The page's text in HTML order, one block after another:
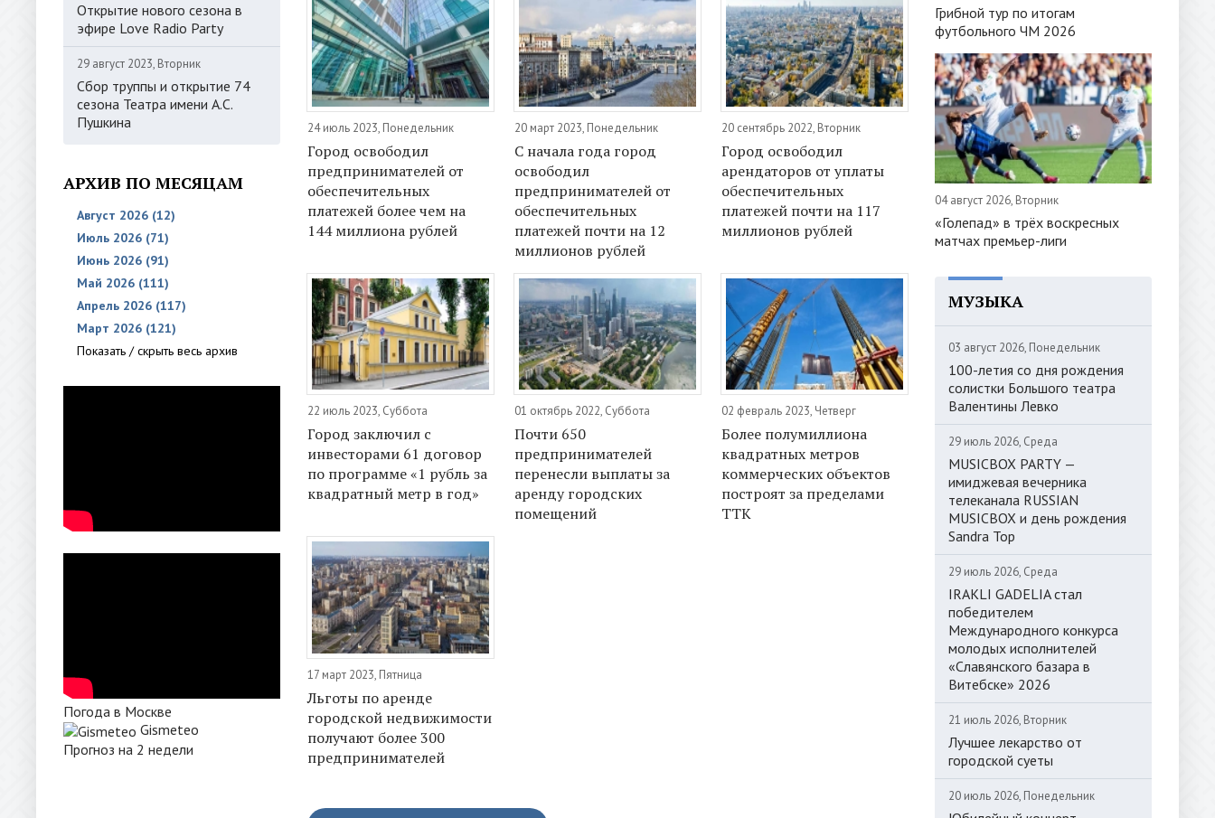
Открытие нового сезона в
эфире Love Radio Party
29 август 2023, Вторник
Сбор труппы и открытие 74
сезона Театра имени А.С.
Пушкина
АРХИВ ПО МЕСЯЦАМ
Август 2026 (12)
Июль 2026 (71)
Июнь 2026 (91)
Май 2026 (111)
Апрель 2026 (117)
Март 2026 (121)
Показать / скрыть весь архив
Погода в Москве
Gismeteo
Прогноз на 2 недели
24 июль 2023, Понедельник
Город освободил
предпринимателей от
обеспечительных
платежей более чем на
144 миллиона рублей
20 март 2023, Понедельник
С начала года город
освободил
предпринимателей от
обеспечительных
платежей почти на 12
миллионов рублей
20 сентябрь 2022, Вторник
Город освободил
арендаторов от уплаты
обеспечительных
платежей почти на 117
миллионов рублей
22 июль 2023, Суббота
Город заключил с
инвесторами 61 договор
по программе «1 рубль за
квадратный метр в год»
01 октябрь 2022, Суббота
Почти 650
предпринимателей
перенесли выплаты за
аренду городских
помещений
02 февраль 2023, Четверг
Более полумиллиона
квадратных метров
коммерческих объектов
построят за пределами
ТТК
17 март 2023, Пятница
Льготы по аренде
городской недвижимости
получают более 300
предпринимателей
Грибной тур по итогам
футбольного ЧМ 2026
04 август 2026, Вторник
«Голепад» в трёх воскресных
матчах премьер-лиги
МУЗЫКА
03 август 2026, Понедельник
100-летия со дня рождения
солистки Большого театра
Валентины Левко
29 июль 2026, Среда
MUSICBOX PARTY —
имиджевая вечерника
телеканала RUSSIAN
MUSICBOX и день рождения
Sandra Top
29 июль 2026, Среда
IRAKLI GADELIA стал
победителем
Международного конкурса
молодых исполнителей
«Славянского базара в
Витебске» 2026
21 июль 2026, Вторник
Лучшее лекарство от
городской суеты
20 июль 2026, Понедельник